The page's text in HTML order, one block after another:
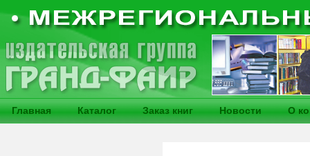
Главная Каталог Заказ книг Новости О